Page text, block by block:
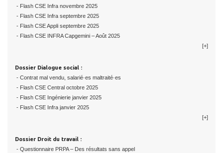
- Flash CSE Infra novembre 2025
- Flash CSE Infra septembre 2025
- Flash CSE Appli septembre 2025
- Flash CSE INFRA Capgemini – Août 2025
[+]
Dossier Dialogue social :
- Contrat mal vendu, salarié·es maltraité·es
- Flash CSE Central octobre 2025
- Flash CSE Ingénierie janvier 2025
- Flash CSE Infra janvier 2025
[+]
Dossier Droit du travail :
- Questionnaire PRPA – Des résultats sans appel